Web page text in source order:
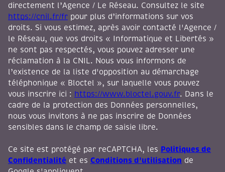
https://cnil.fr/frpour plus d’informations sur vos
droits. Si vous estimez, après avoir contacté l'Agence /
le Réseau, que vos droits « Informatique et Libertés »
ne sont pas respectés, vous pouvez adresser une
réclamation à la CNIL. Nous vous informons de
l’existence de la liste d'opposition au démarchage
téléphonique « Bloctel », sur laquelle vous pouvez
vous inscrire ici :https://www.bloctel.gouv.fr. Dans le
cadre de la protection des Données personnelles,
nous vous invitons à ne pas inscrire de Données
sensibles dans le champ de saisie libre.
Confidentialitéet esConditions d'utilisationde
Google s'appliquent.